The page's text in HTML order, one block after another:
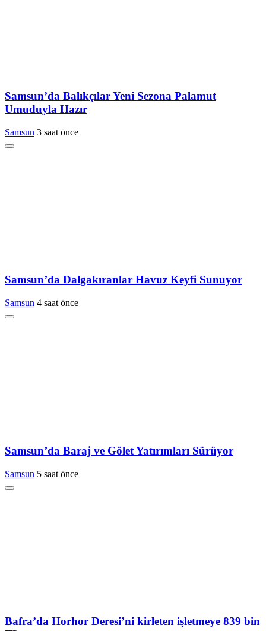
Samsun’da Balıkçılar Yeni Sezona Palamut
Umuduyla Hazır
Samsun 3 saat önce
Samsun’da Dalgakıranlar Havuz Keyfi Sunuyor
Samsun 4 saat önce
Samsun’da Baraj ve Gölet Yatırımları Sürüyor
Samsun 5 saat önce
Bafra’da Horhor Deresi’ni kirleten işletmeye 839 bin